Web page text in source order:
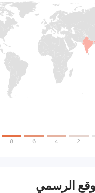
2
4
6
8
الرسمي